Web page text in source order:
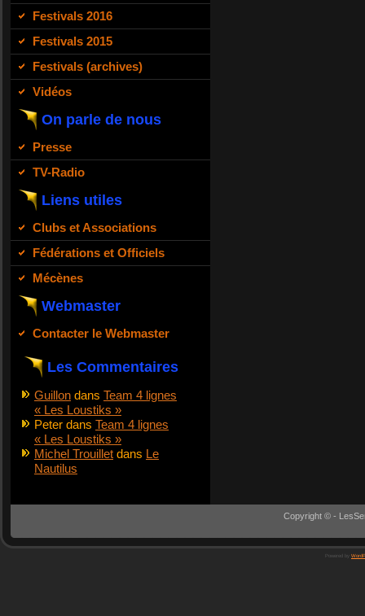
Festivals 2016
Festivals 2015
Festivals (archives)
Vidéos
On parle de nous
Presse
TV-Radio
Liens utiles
Clubs et Associations
Fédérations et Officiels
Mécènes
Webmaster
Contacter le Webmaster
Les Commentaires
Guillon dans Team 4 lignes
« Les Loustiks »
Peter dans Team 4 lignes
« Les Loustiks »
Michel Trouillet dans Le
Nautilus
Copyright © -
Powered by